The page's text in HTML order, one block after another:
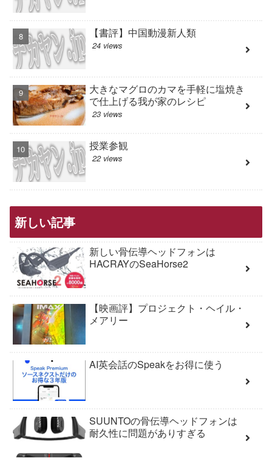
【書評】中国動漫新人類
24 views
大きなマグロのカマを手軽に塩焼き
で仕上げる我が家のレシピ
23 views
授業参観
22 views
新しい記事
新しい骨伝導ヘッドフォンは
HACRAYのSeaHorse2
【映画評】プロジェクト・ヘイル・
メアリー
AI英会話のSpeakをお得に使う
SUUNTOの骨伝導ヘッドフォンは
耐久性に問題がありすぎる